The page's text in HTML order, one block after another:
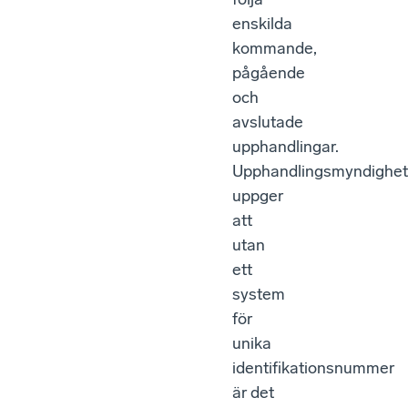
enskilda
kommande,
pågående
och
avslutade
upphandlingar.
uppger
att
utan
ett
system
för
unika
identifikationsnummer
är det